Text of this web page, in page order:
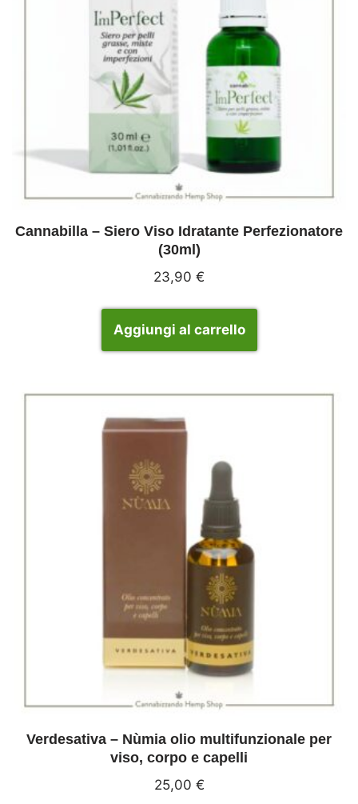
Cannabilla – Siero Viso Idratante Perfezionatore
(30ml)
23,90 €
Aggiungi al carrello
Verdesativa – Nùmia olio multifunzionale per
viso, corpo e capelli
25,00 €